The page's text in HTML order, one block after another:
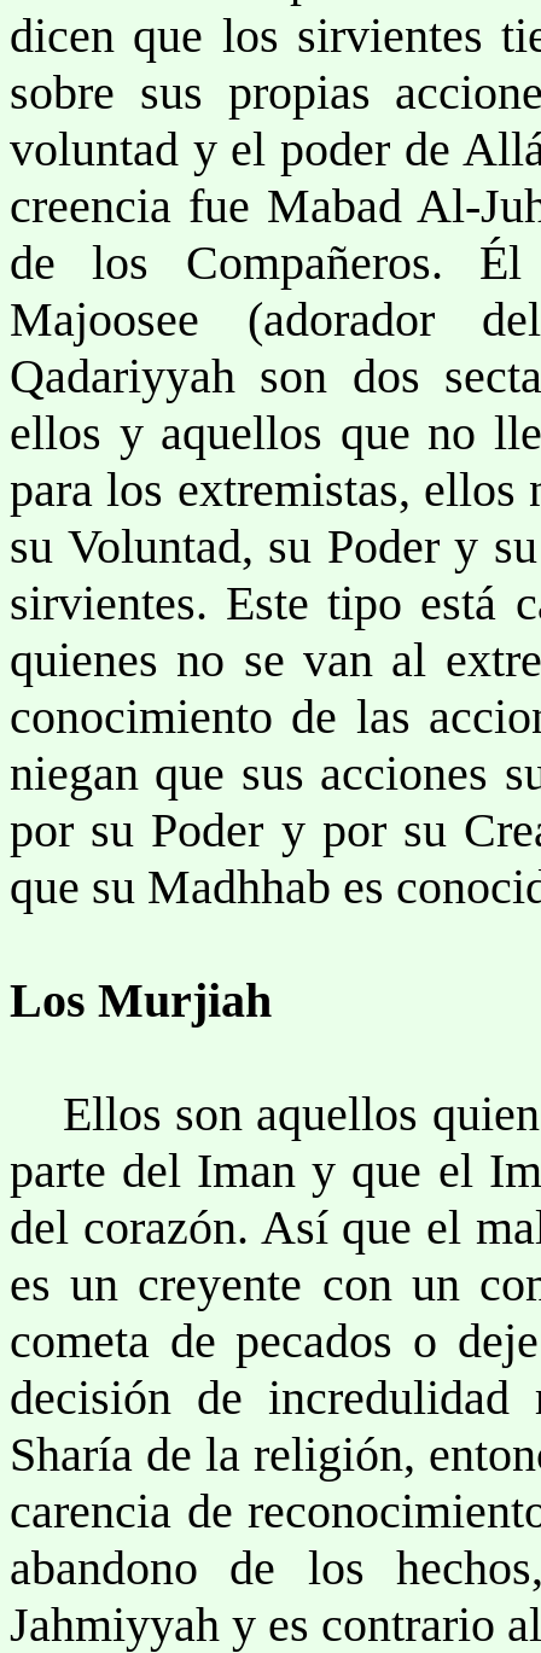
dicen que los sirvientes
sobre sus propias
voluntad y el poder de
creencia fue Mabad Al-
de los Compañeros.
Majoosee (adorador
Qadariyyah son dos
ellos y aquellos que no
para los extremistas,
su Voluntad, su Poder y
sirvientes. Este tipo está
quienes no se van al
conocimiento de las
niegan que sus acciones
por su Poder y por su
que su Madhhab es
Los Murjiah
Ellos son aquellos
parte del Iman y que el
del corazón. Así que el
es un creyente con un
cometa de pecados o
decisión de
Sharía de la religión,
carencia de
abandono de los
Jahmiyyah y es contrario